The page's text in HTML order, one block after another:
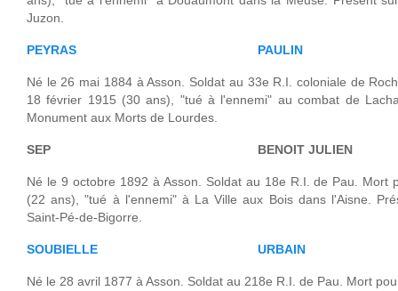
Juzon.
PEYRAS PAULIN
Né le 26 mai 1884 à Asson. Soldat au 33e R.I. coloniale de
18 février 1915 (30 ans), "tué à l'ennemi" au combat de
Monument aux Morts de Lourdes.
SEP BENOIT JULIEN
Né le 9 octobre 1892 à Asson. Soldat au 18e R.I. de Pau. Mort
(22 ans), "tué à l'ennemi" à La Ville aux Bois dans l'Aisne.
Saint-Pé-de-Bigorre.
SOUBIELLE URBAIN
Né le 28 avril 1877 à Asson. Soldat au 218e R.I. de Pau. Mort